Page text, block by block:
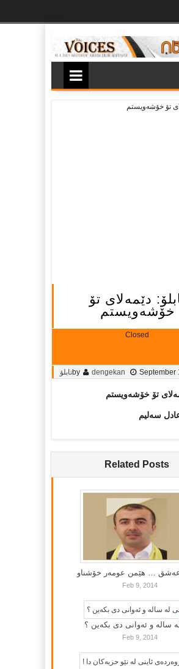
دێمه‌لای تۆ
خۆشه‌ویستم
Closed
by dengekan September تابلۆ
تۆ خۆشه‌ویستم
سه‌لیم
Related Posts
… هێمن عومه‌ر خۆشناو
Feb 9, 2014
سالە و ئەوانی دی بكەین ؟
Feb 9, 2014